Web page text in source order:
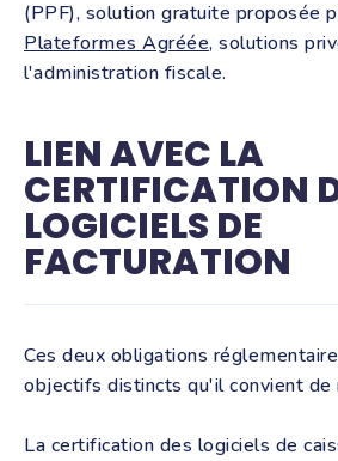
(PPF), solution gratuite proposée
Plateformes Agréée, solutions
l'administration fiscale.
LIEN AVEC LA
CERTIFICATION
LOGICIELS DE
FACTURATION
Ces deux obligations
objectifs distincts qu'il convient de
La certification des logiciels de